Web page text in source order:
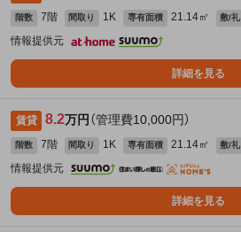
階数 7階 間取り 1K 専有面積 21.14㎡ 敷/礼
情報提供元
詳細を見る
賃貸 8.2万円 （管理費10,000円）
階数 7階 間取り 1K 専有面積 21.14㎡ 敷/礼
情報提供元
詳細を見る